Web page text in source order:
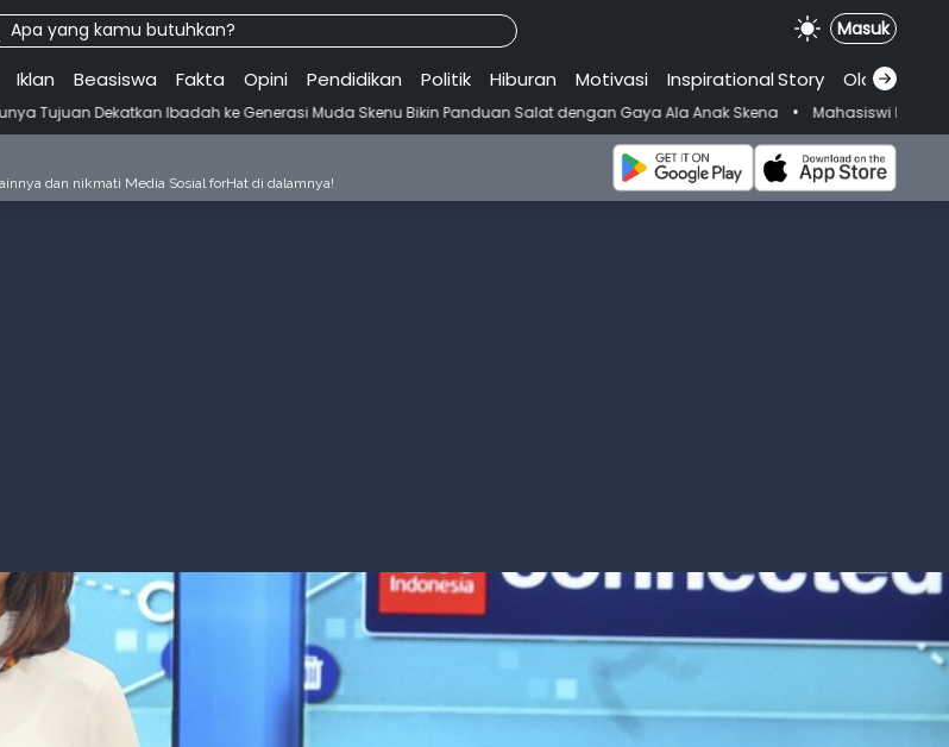
Apa yang kamu butuhkan? Masuk
Iklan Beasiswa Fakta Opini Pendidikan Politik Hiburan Motivasi Inspirational.Story Olahraga
Ibadah ke Generasi Muda Skenu Bikin Panduan Salat dengan Gaya Ala Anak Skena • Mahasiswi Prodi FKM-Undana
dan nikmati Media Sosial forHat di dalamnya!